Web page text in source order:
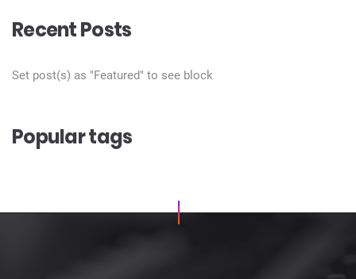
Recent Posts
Set post(s) as "Featured" to see block
Popular tags